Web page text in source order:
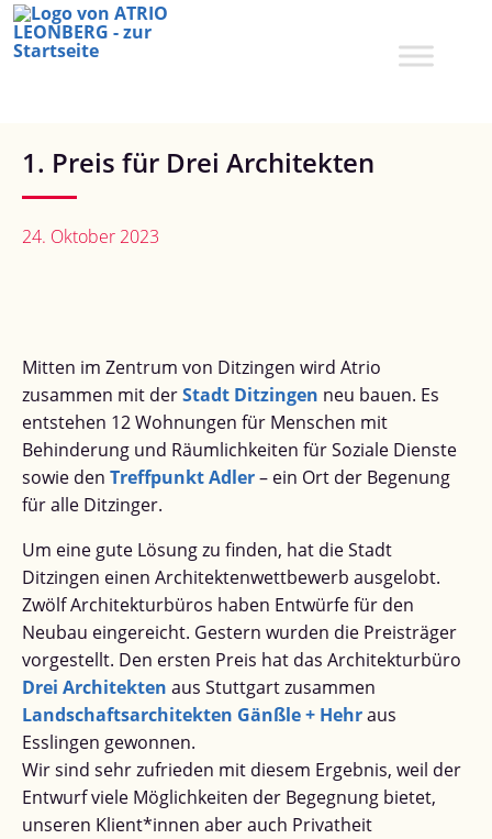
Zum
1. Preis für Drei Architekten
24. Oktober 2023
Mitten im Zentrum von Ditzingen wird Atrio
zusammen mit derStadt Ditzingen neu bauen. Es
entstehen 12 Wohnungen für Menschen mit
Behinderung und Räumlichkeiten für Soziale Dienste
sowie den Treffpunkt Adler– ein Ort der Begenung
für alle Ditzinger.
Um eine gute Lösung zu finden, hat die Stadt
Ditzingen einen Architektenwettbewerb ausgelobt.
Zwölf Architekturbüros haben Entwürfe für den
Neubau eingereicht. Gestern wurden die Preisträger
vorgestellt. Den ersten Preis hat das Architekturbüro
Drei Architekten aus Stuttgart zusammen
Landschaftsarchitekten Gänßle + Hehraus
Esslingen gewonnen.
Wir sind sehr zufrieden mit diesem Ergebnis, weil der
Entwurf viele Möglichkeiten der Begegnung bietet,
unseren Klient*innen aber auch Privatheit